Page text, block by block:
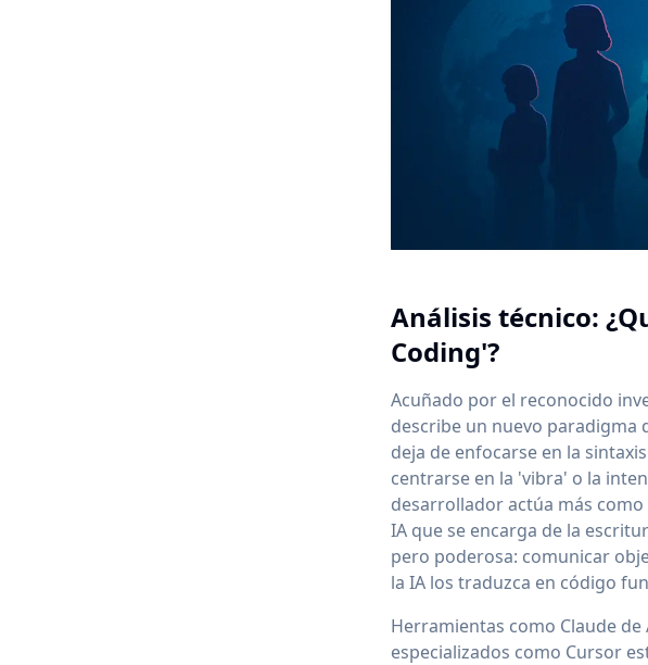
Análisis técnico:
Coding'?
Acuñado por el reconocido
describe un nuevo
deja de enfocarse en la
centrarse en la 'vibra' o la
desarrollador actúa más
IA que se encarga de la
pero poderosa: comunicar
la IA los traduzca en código
Herramientas como Claude
especializados como Cursor